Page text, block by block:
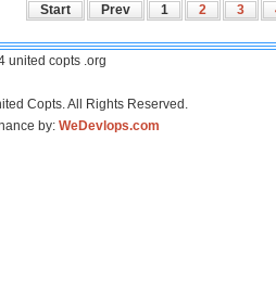
Start Prev 1 2 3
united copts .org
Copts. All Rights Reserved.
by: WeDevlops.com